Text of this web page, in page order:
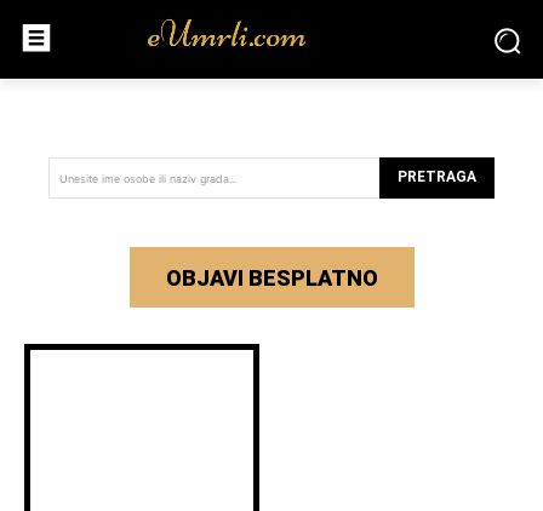
Unesite ime osobe ili naziv grada... PRETRAGA
OBJAVI BESPLATNO